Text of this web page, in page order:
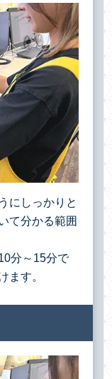
にしっかりと
て分かる範囲
分～15分で
ます。